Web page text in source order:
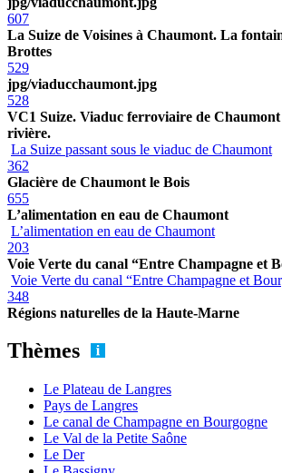
607
La Suize de Voisines à Chaumont. La
Brottes
529
jpg/viaducchaumont.jpg
528
VC1 Suize. Viaduc ferroviaire de
rivière.
La Suize passant sous le viaduc de Chaumont
362
Glacière de Chaumont le Bois
655
L’alimentation en eau de Chaumont
L’alimentation en eau de Chaumont
203
Voie Verte du canal “Entre Champagne et
Voie Verte du canal “Entre Champagne et
348
Régions naturelles de la Haute-Marne
Thèmes
Le Plateau de Langres
Pays de Langres
Le canal de Champagne en Bourgogne
Le Val de la Petite Saône
Le Der